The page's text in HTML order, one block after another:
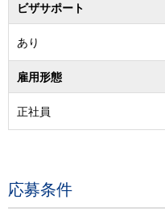
ビザサポート
あり
雇用形態
正社員
応募条件